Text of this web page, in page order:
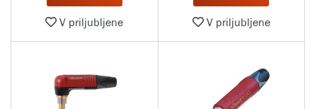
V priljubljene V priljubljene